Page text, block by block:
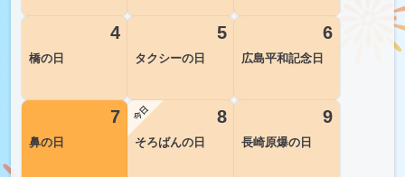
4
橋の日
5
タクシーの日
6
広島平和記念日
7
鼻の日
8
そろばんの日
9
長崎原爆の日